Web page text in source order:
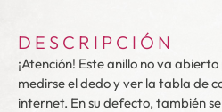
DESCRIPCIÓN
¡Atención! Este anillo no va
medirse el dedo y ver la tabla de
internet. En su defecto, también